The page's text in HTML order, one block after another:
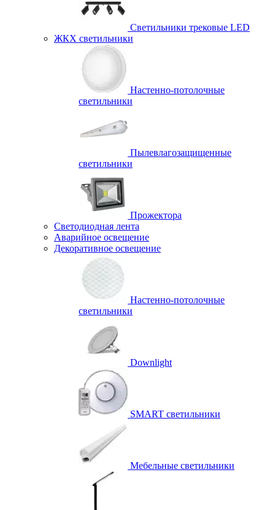
Светильники трековые LED
ЖКХ светильники
Настенно-потолочные
светильники
Пылевлагозащищенные
светильники
Прожектора
Светодиодная лента
Аварийное освещение
Декоративное освещение
Настенно-потолочные
светильники
Downlight
SMART светильники
Мебельные светильники